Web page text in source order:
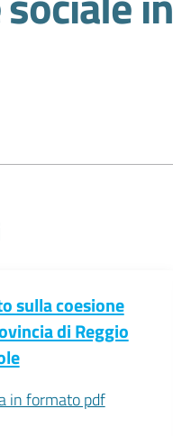
sulla coesione
di Reggio
in formato pdf